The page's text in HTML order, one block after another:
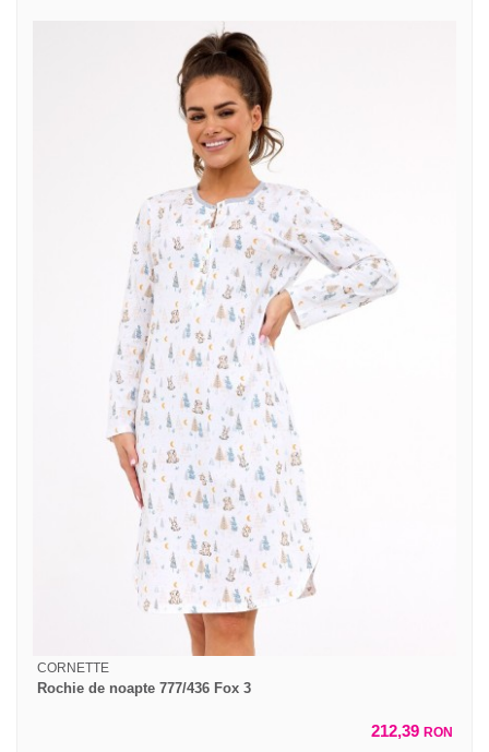
CORNETTE
Rochie de noapte 777/436 Fox 3
212,39 RON